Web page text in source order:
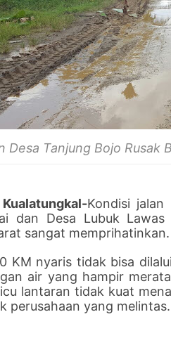
Desa Tanjung Bojo Rusak
Kondisi
dan Desa Lubuk
sangat memprihatinkan.
KM nyaris tidak bisa
air yang hampir
lantaran tidak kuat
perusahaan yang melintas.